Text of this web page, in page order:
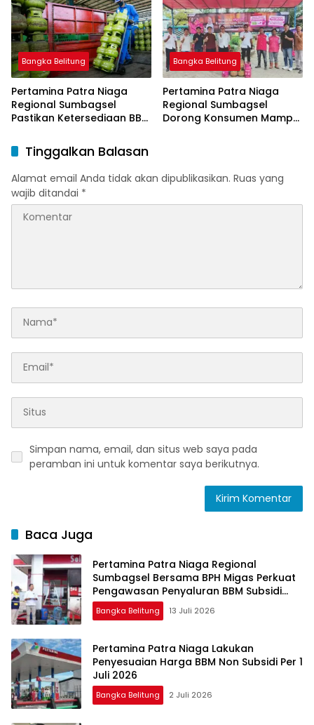
Bangka Belitung
Pertamina Patra Niaga
Regional Sumbagsel
Pastikan Ketersediaan BBM
Ramadan dan Menjelang
Idulfitri
Bangka Belitung
Pertamina Patra Niaga
Regional Sumbagsel
Dorong Konsumen Mampu
Tinggalkan Balasan
Alamat email Anda tidak akan dipublikasikan. Ruas yang
wajib ditandai *
Simpan nama, email, dan situs web saya pada
peramban ini untuk komentar saya berikutnya.
Baca Juga
Pertamina Patra Niaga Regional
Sumbagsel Bersama BPH Migas Perkuat
Pengawasan Penyaluran BBM Subsidi
bagi Nelayan melalui Aplikasi XSTAR
Bangka Belitung 13 Juli 2026
Pertamina Patra Niaga Lakukan
Penyesuaian Harga BBM Non Subsidi Per 1
Juli 2026
Bangka Belitung 2 Juli 2026